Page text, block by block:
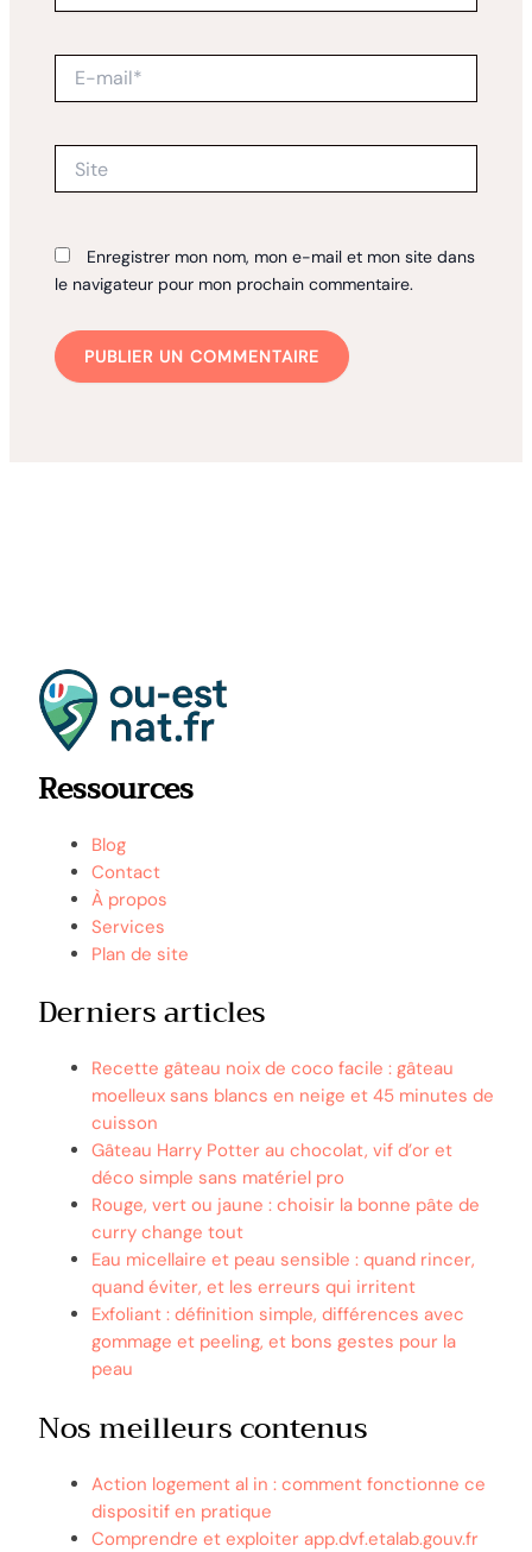
mail*
Enregistrer mon nom, mon e-mail et mon site dans
le navigateur pour mon prochain commentaire.
Ressources
Blog
Contact
À propos
Services
Plan de site
Derniers articles
Recette gâteau noix de coco facile : gâteau
moelleux sans blancs en neige et 45 minutes de
cuisson
Gâteau Harry Potter au chocolat, vif d’or et
déco simple sans matériel pro
Rouge, vert ou jaune : choisir la bonne pâte de
curry change tout
Eau micellaire et peau sensible : quand rincer,
quand éviter, et les erreurs qui irritent
Exfoliant : définition simple, différences avec
gommage et peeling, et bons gestes pour la
peau
Nos meilleurs contenus
Action logement al in : comment fonctionne ce
dispositif en pratique
Comprendre et exploiter app.dvf.etalab.gouv.fr